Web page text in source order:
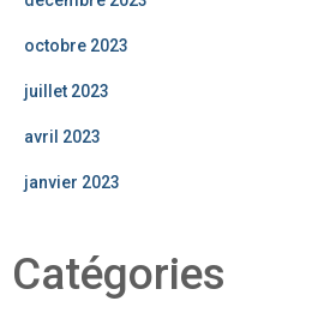
octobre 2023
juillet 2023
avril 2023
janvier 2023
Catégories